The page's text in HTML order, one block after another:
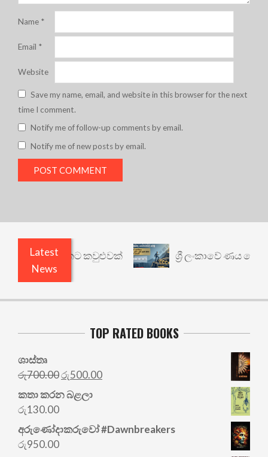
Name *
Email *
Website
Save my name, email, and website in this browser for the next
time I comment.
Notify me of follow-up comments by email.
Notify me of new posts by email.
Latest
News
යථාර්ථයකට කවුළුවක් ශ්‍රී ලංකාවේ ණය
TOP RATED BOOKS
ශාස්තෘ
රු700.00Original
price
was:
රු500.00Current
කතා කරන බළලා
රු130.00
අරු‍ණෝදාකරුවෝ #Dawnbreakers
රු950.00